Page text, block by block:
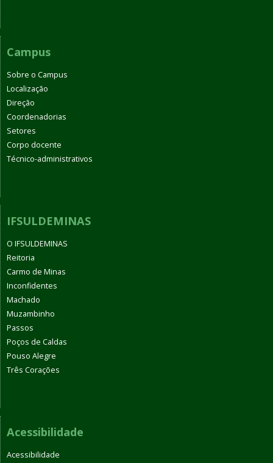
Campus
Sobre o Campus
Localização
Direção
Coordenadorias
Setores
Corpo docente
Técnico-administrativos
IFSULDEMINAS
O IFSULDEMINAS
Reitoria
Carmo de Minas
Inconfidentes
Machado
Muzambinho
Passos
Poços de Caldas
Pouso Alegre
Três Corações
Acessibilidade
Acessibilidade